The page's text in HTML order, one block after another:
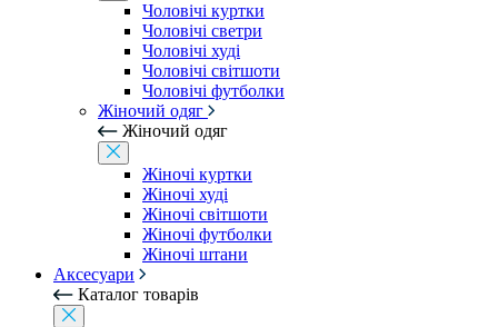
Чоловічі куртки
Чоловічі светри
Чоловічі худі
Чоловічі світшоти
Чоловічі футболки
Жіночий одяг
Жіночий одяг
Жіночі куртки
Жіночі худі
Жіночі світшоти
Жіночі футболки
Жіночі штани
Аксесуари
Каталог товарів